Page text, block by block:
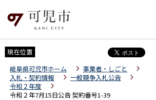
現在位置
岐阜県可児市ホーム
事業者・しごと
入札・契約情報
一般競争入札公告
令和２年度
令和２年7月15日公告 契約番号1-39